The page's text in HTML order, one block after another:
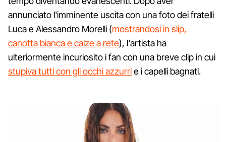
annunciato l'imminente uscita con una foto dei fratelli
Luca e Alessandro Morelli (mostrandosi in slip,
canotta bianca e calze a rete), l'artista ha
ulteriormente incuriosito i fan con una breve clip in cui
stupiva tutti con gli occhi azzurrie i capelli bagnati.